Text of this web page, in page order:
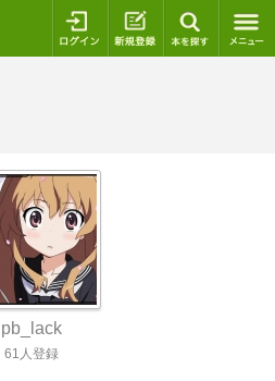
ログイン 新規登録
pb_lack
61人登録